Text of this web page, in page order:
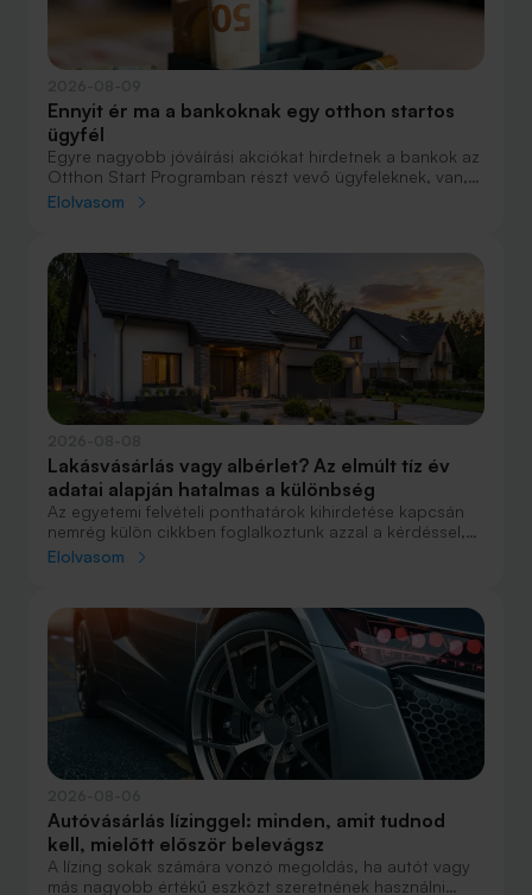
Ennyit ér ma a bankoknak egy otthon startos
ügyfél
Egyre nagyobb jóváírási akciókat hirdetnek a bankok az
Otthon Start Programban részt vevő ügyfeleknek, van,
ahol összesen akár félmillió forint jóváírást is össze lehet
nagyobb jóváírásért?
Elolvasom
Lakásvásárlás vagy albérlet? Az elmúlt tíz év
adatai alapján hatalmas a különbség
Az egyetemi felvételi ponthatárok kihirdetése kapcsán
nemrég külön cikkben foglalkoztunk azzal a kérdéssel,
hogy lakást venni vagy vásárolni éri meg jobban. Előző
csak teheti, annak mindenképpen megéri a
lakásvásárlás. De mi a helyzet akkor, ha inkább a
múltbéli adatokra koncentrálunk? Hogyan áll ma valaki,
aki 2016-ban lakást vásárolt, illetve valaki, aki a bérlés
mellett döntött, illetve jobb híján arra kényszerült?
Elolvasom
Autóvásárlás lízinggel: minden, amit tudnod
kell, mielőtt először belevágsz
A lízing sokak számára vonzó megoldás, ha autót vagy
más nagyobb értékű eszközt szeretnének használni